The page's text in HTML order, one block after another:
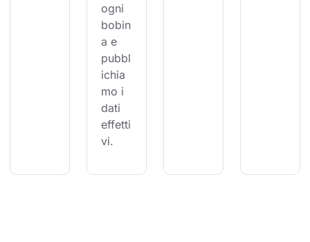
ogni
bobin
a e
pubbl
ichia
mo i
dati
effetti
vi.